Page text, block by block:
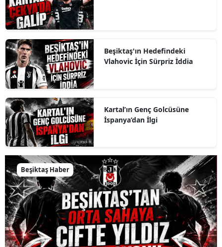
Beşiktaş'ın Hedefindeki
Vlahovic İçin Sürpriz İddia
Kartal’ın Genç Golcüsüne
İspanya’dan İlgi
Beşiktaş Haber